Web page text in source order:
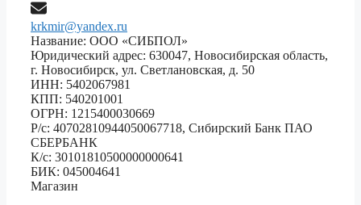
krkmir@yandex.ru
Название: ООО «СИБПОЛ»
Юридический адрес: 630047, Новосибирская область,
г. Новосибирск, ул. Светлановская, д. 50
ИНН: 5402067981
КПП: 540201001
ОГРН: 1215400030669
Р/с: 40702810944050067718, Сибирский Банк ПАО
СБЕРБАНК
К/с: 30101810500000000641
БИК: 045004641
Магазин